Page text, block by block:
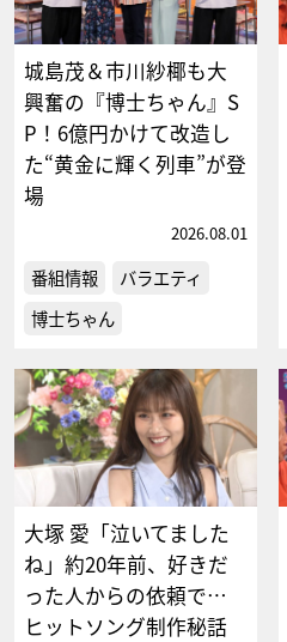
城島茂＆市川紗椰も大
興奮の『博士ちゃん』S
P！6億円かけて改造し
た“黄金に輝く列車”が登
場
2026.08.01
番組情報
バラエティ
博士ちゃん
大塚 愛「泣いてました
ね」約20年前、好きだ
った人からの依頼で…
ヒットソング制作秘話